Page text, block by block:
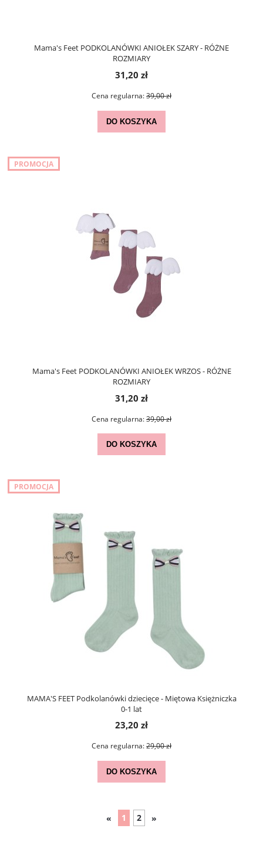
Mama's Feet PODKOLANÓWKI ANIOŁEK SZARY - RÓŻNE
ROZMIARY
31,20 zł
Cena regularna:39,00 zł
DO KOSZYKA
Mama's Feet PODKOLANÓWKI ANIOŁEK WRZOS - RÓŻNE
ROZMIARY
31,20 zł
Cena regularna:39,00 zł
DO KOSZYKA
PROMOCJA
MAMA'S FEET Podkolanówki dziecięce - Miętowa Księżniczka
0-1 lat
23,20 zł
Cena regularna:29,00 zł
DO KOSZYKA
PROMOCJA
« 1 2 »